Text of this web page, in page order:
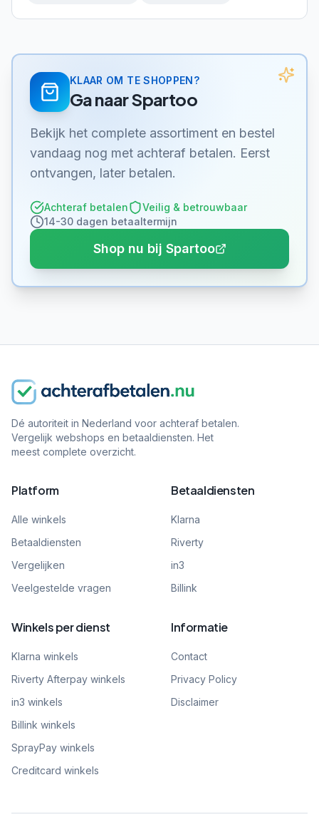
KLAAR OM TE SHOPPEN?
Ga naarSpartoo
Bekijk het complete assortiment en bestel
vandaag nog met achteraf betalen. Eerst
ontvangen, later betalen.
Achteraf betalen
Veilig & betrouwbaar
14-30 dagen betaaltermijn
Shop nu bij Spartoo
Dé autoriteit in Nederland voor achteraf betalen.
Vergelijk webshops en betaaldiensten. Het
meest complete overzicht.
Platform
Alle winkels
Betaaldiensten
Vergelijken
Veelgestelde vragen
Betaaldiensten
Klarna
Riverty
in3
Billink
Winkels per dienst
Klarna winkels
Riverty Afterpay winkels
in3 winkels
Billink winkels
SprayPay winkels
Creditcard winkels
Informatie
Contact
Privacy Policy
Disclaimer